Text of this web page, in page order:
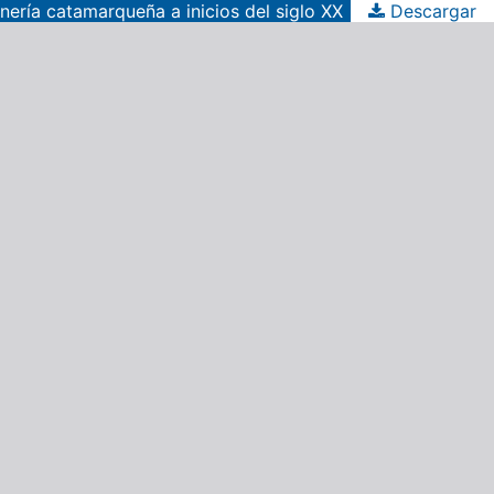
catamarqueña a inicios del siglo XX Descargar